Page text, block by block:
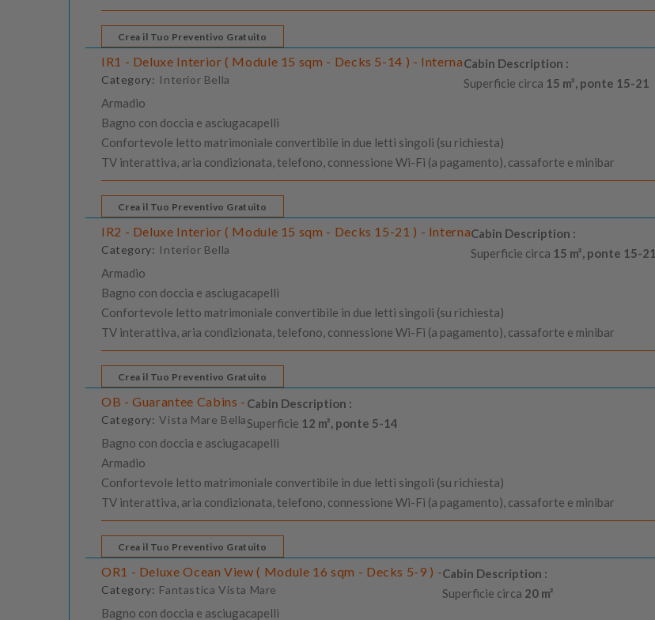
Crea il Tuo Preventivo Gratuito
IR1 - Deluxe Interior ( Module 15 sqm - Decks 5-14 ) - Interna
Category: Interior Bella
Cabin Description :
Superficie circa 15 m², ponte 15-21
Armadio
Bagno con doccia e asciugacapelli
Confortevole letto matrimoniale convertibile in due letti singoli (su richiesta)
TV interattiva, aria condizionata, telefono, connessione Wi-Fi (a pagamento), cassaforte e minibar
Crea il Tuo Preventivo Gratuito
IR2 - Deluxe Interior ( Module 15 sqm - Decks 15-21 ) - Interna
Category: Interior Bella
Cabin Description :
Superficie circa 15 m², ponte 15-21
Armadio
Bagno con doccia e asciugacapelli
Confortevole letto matrimoniale convertibile in due letti singoli (su richiesta)
TV interattiva, aria condizionata, telefono, connessione Wi-Fi (a pagamento), cassaforte e minibar
Crea il Tuo Preventivo Gratuito
OB - Guarantee Cabins -
Category: Vista Mare Bella
Cabin Description :
Superficie 12 m², ponte 5-14
Bagno con doccia e asciugacapelli
Armadio
Confortevole letto matrimoniale convertibile in due letti singoli (su richiesta)
TV interattiva, aria condizionata, telefono, connessione Wi-Fi (a pagamento), cassaforte e minibar
Crea il Tuo Preventivo Gratuito
OR1 - Deluxe Ocean View ( Module 16 sqm - Decks 5-9 ) -
Category: Fantastica Vista Mare
Cabin Description :
Superficie circa 20 m²
Bagno con doccia e asciugacapelli